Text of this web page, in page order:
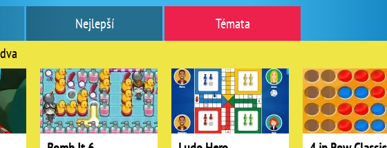
Nejlepší
Témata
1 007 503x